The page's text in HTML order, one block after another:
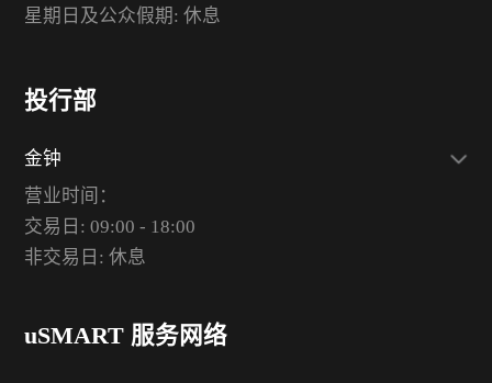
星期日及公众假期: 休息
投行部
金钟
营业时间：
交易日: 09:00 - 18:00
非交易日: 休息
uSMART 服务网络